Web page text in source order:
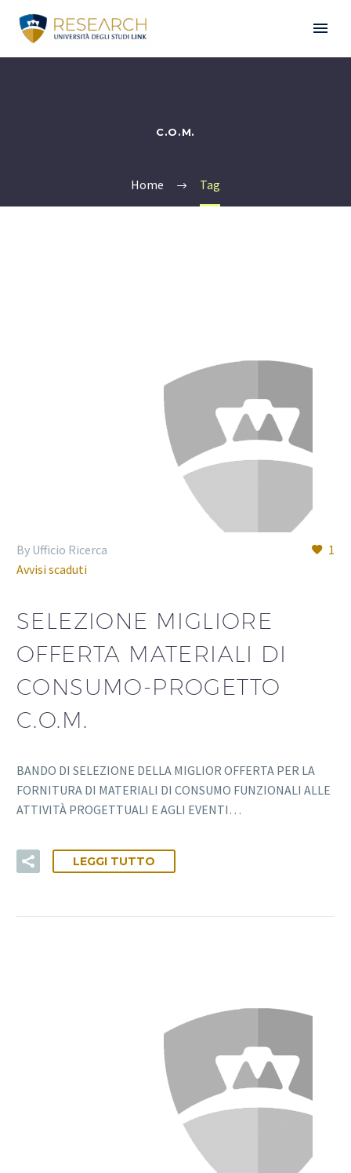
C.O.M.
Home Tag
1
By Ufficio Ricerca
Avvisi scaduti
SELEZIONE MIGLIORE
OFFERTA MATERIALI DI
CONSUMO-PROGETTO
C.O.M.
BANDO DI SELEZIONE DELLA MIGLIOR OFFERTA PER LA
FORNITURA DI MATERIALI DI CONSUMO FUNZIONALI ALLE
ATTIVITÀ PROGETTUALI E AGLI EVENTI…
LEGGI TUTTO